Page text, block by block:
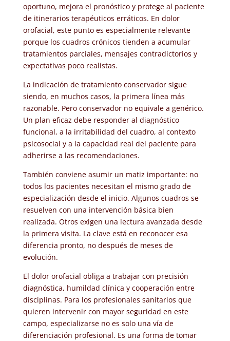
oportuno, mejora el pronóstico y protege al paciente
de itinerarios terapéuticos erráticos. En dolor
orofacial, este punto es especialmente relevante
porque los cuadros crónicos tienden a acumular
tratamientos parciales, mensajes contradictorios y
expectativas poco realistas.
La indicación de tratamiento conservador sigue
siendo, en muchos casos, la primera línea más
razonable. Pero conservador no equivale a genérico.
Un plan eficaz debe responder al diagnóstico
funcional, a la irritabilidad del cuadro, al contexto
psicosocial y a la capacidad real del paciente para
adherirse a las recomendaciones.
También conviene asumir un matiz importante: no
todos los pacientes necesitan el mismo grado de
especialización desde el inicio. Algunos cuadros se
resuelven con una intervención básica bien
realizada. Otros exigen una lectura avanzada desde
la primera visita. La clave está en reconocer esa
diferencia pronto, no después de meses de
evolución.
El dolor orofacial obliga a trabajar con precisión
diagnóstica, humildad clínica y cooperación entre
disciplinas. Para los profesionales sanitarios que
quieren intervenir con mayor seguridad en este
campo, especializarse no es solo una vía de
diferenciación profesional. Es una forma de tomar